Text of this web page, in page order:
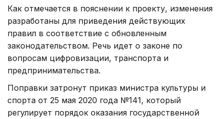
Как отмечается в пояснении к проекту, изменения
разработаны для приведения действующих
правил в соответствие с обновленным
законодательством. Речь идет о законе по
вопросам цифровизации, транспорта и
предпринимательства.
Поправки затронут приказ министра культуры и
спорта от 25 мая 2020 года №141, который
регулирует порядок оказания государственной